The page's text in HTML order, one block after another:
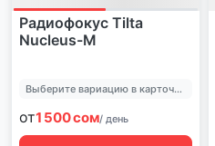
Радиофокус Tilta
Nucleus-M
Выберите вариацию в карточке позиции
от1 500 сом/ день